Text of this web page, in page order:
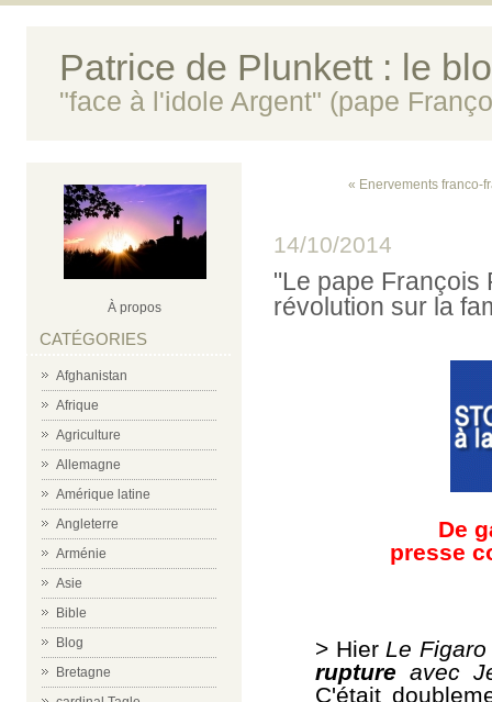
Patrice de Plunkett : le
"face à l'idole Argent" (pape
À propos
CATÉGORIES
Afghanistan
Afrique
Agriculture
Allemagne
Amérique latine
Angleterre
Arménie
Asie
Bible
Blog
Bretagne
« Enervements franco-
14/10/2014
"Le pape François
révolution sur la
De
presse
> Hier Le Figaro
rupture avec
C'était